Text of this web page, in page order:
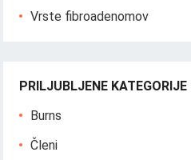
Vrste fibroadenomov
PRILJUBLJENE KATEGORIJE
Burns
Členi